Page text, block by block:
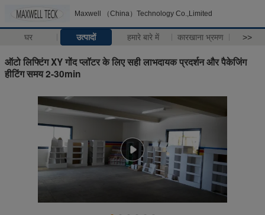
Maxwell （China）Technology Co.,Limited
घर उत्पादों हमारे बारे में कारखाना भ्रमण >>
ऑटो लिफ्टिंग XY गोंद प्लॉटर के लिए सही लाभदायक प्रदर्शन और पैकेजिंग
हीटिंग समय 2-30min